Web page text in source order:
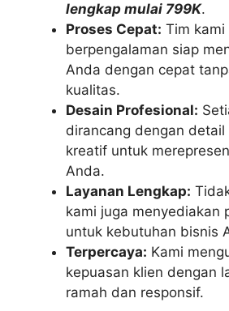
lengkap mulai 799K.
Proses Cepat: Tim kami
berpengalaman siap
Anda dengan cepat
kualitas.
Desain Profesional:
dirancang dengan
kreatif untuk
Anda.
Layanan Lengkap:
kami juga menyediakan
untuk kebutuhan bisnis
Terpercaya: Kami
kepuasan klien dengan
ramah dan responsif.